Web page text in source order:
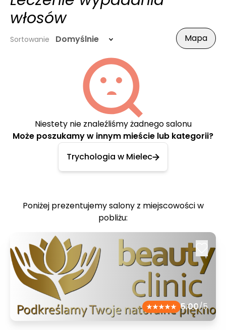
włosów
Sortowanie Domyślnie Mapa
Niestety nie znaleźliśmy żadnego salonu
Może poszukamy w innym mieście lub kategorii?
Trychologia w Mielec
Poniżej prezentujemy salony z miejscowości w
pobliżu:
5.00/5